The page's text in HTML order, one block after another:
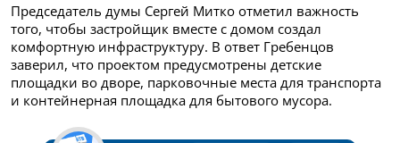
Председатель думы Сергей Митко отметил важность
того, чтобы застройщик вместе с домом создал
комфортную инфраструктуру. В ответ Гребенцов
заверил, что проектом предусмотрены детские
площадки во дворе, парковочные места для транспорта
и контейнерная площадка для бытового мусора.